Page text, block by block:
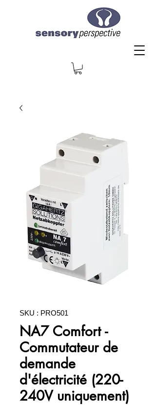
SKU : PRO501
NA7 Comfort -
Commutateur de
demande
d'électricité (220-
240V uniquement)